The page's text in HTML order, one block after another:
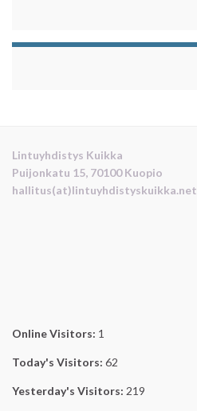
Lintuyhdistys Kuikka
Puijonkatu 15, 70100 Kuopio
hallitus(at)lintuyhdistyskuikka.net
Online Visitors: 1
Today's Visitors: 62
Yesterday's Visitors: 219